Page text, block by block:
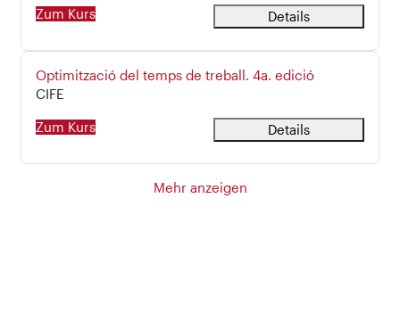
Zum Kurs Details
Kursname
Optimització del temps de treball. 4a. edició
Kursbereich
CIFE
Zum Kurs Details
Mehr anzeigen